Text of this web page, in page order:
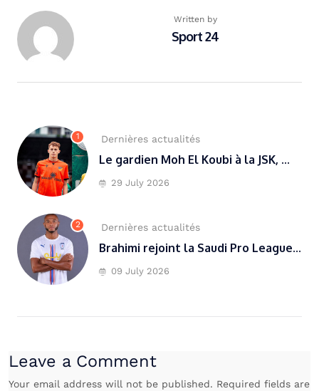
Written by
Sport 24
1 Dernières actualités
Le gardien Moh El Koubi à la JSK, ...
29 July 2026
2 Dernières actualités
Brahimi rejoint la Saudi Pro League...
09 July 2026
Leave a Comment
Your email address will not be published. Required fields are